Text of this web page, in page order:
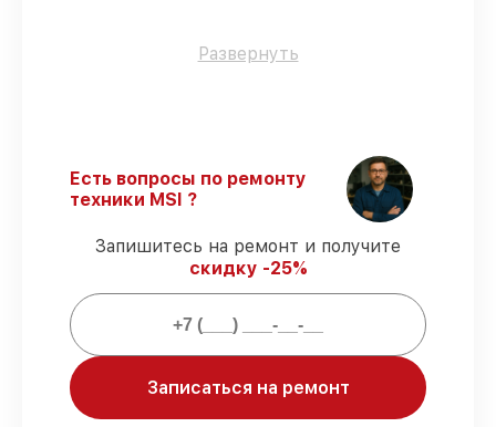
Использование оригинальных
Выполнение работ вовремя
–
соблюдаем сроки сервиса материнской
платы C847MS-E33, согласованные с
клиентом.
Подтвержденная гарантия
работы по восстановлению проводятся с
официальной гарантией.
Мы гарантируем:
Развернуть
Есть вопросы по ремонту
техники MSI ?
Запишитесь на ремонт и получите
скидку -25%
Записаться на ремонт